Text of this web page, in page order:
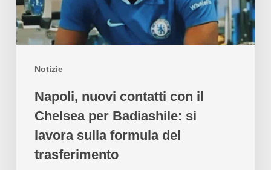
Notizie
Napoli, nuovi contatti con il
Chelsea per Badiashile: si
lavora sulla formula del
trasferimento